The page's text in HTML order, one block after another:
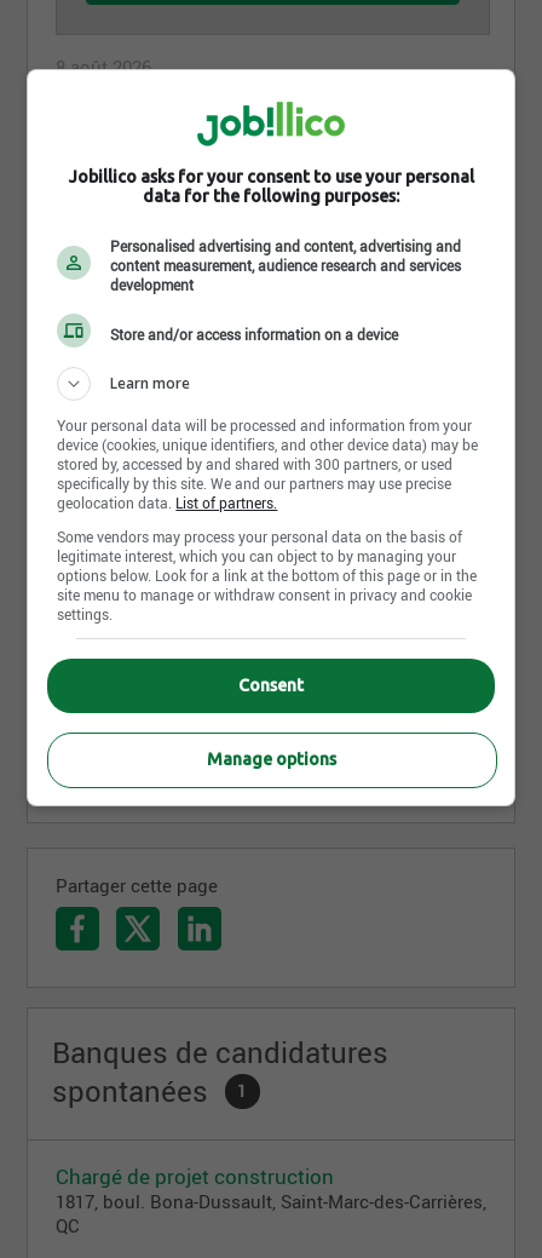
8 août 2026
Charpentier-menuisier
JDHM Nettoyage + Construction
Saint-Augustin-de-Desmaures, QC
Charpentier-Menuisier
JDHM Nettoyage + Construction
27 juillet 2026
JDHM Nettoyage + Construction
Saint-Marc-des-Carrières, QC
27 juillet 2026
Technicien après sinistre
JDHM Nettoyage + Construction
Saint-Marc-des-Carrières, QC
JDHM Nettoyage + Construction
Saint-Augustin-de-Desmaures, QC
Partager cette page
Banques de candidatures
spontanées
1
Chargé de projet construction
1817, boul. Bona-Dussault, Saint-Marc-des-Carrières,
QC
Jobillico asks for your consent to use your personal
data for the following purposes:
Personalised advertising and content, advertising and
content measurement, audience research and services
development
Store and/or access information on a device
Learn more
Your personal data will be processed and information from your
device (cookies, unique identifiers, and other device data) may be
stored by, accessed by and shared with 300 partners, or used
specifically by this site. We and our partners may use precise
geolocation data. List of partners.
Some vendors may process your personal data on the basis of
legitimate interest, which you can object to by managing your
options below. Look for a link at the bottom of this page or in the
site menu to manage or withdraw consent in privacy and cookie
settings.
Consent
Manage options